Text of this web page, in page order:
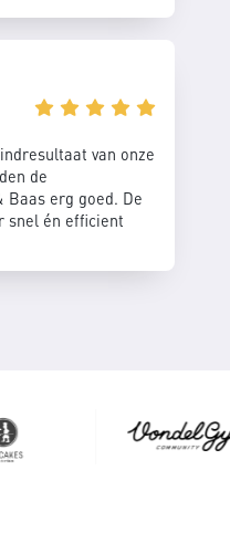
van onze
de
erg goed. De
snel én efficient